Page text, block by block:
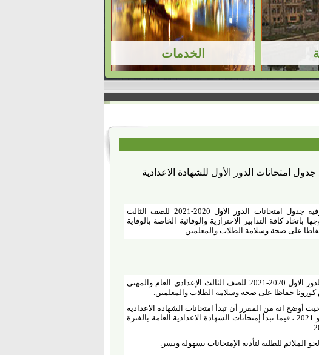
امتحانات الدور الأول للشهادة الاعدادية
إعتمد اليوم محافظ المنوفية جدول امتحانات الدور الاول 2020-2021 للصف الثالث
باتخاذ كافة التدابير الاحترازية والوقائية الخاصة بالوقاية
على صحة وسلامة الطلاب والمعلمين.
إعتمد اليوم اللواء إبراهيم أحمد أبو ليمون محافظ المنوفية جدول امتحانات الدور الاول 2020-2021 للصف الثالث الإعدادي العام والمهني
كورونا حفاظا على صحة وسلامة الطلاب والمعلمين.
أوضح انه من المقرر أن تبدأ امتحانات الشهادة الاعدادية
المهنية بالفترة المسائية من يوم السبت الموافق 29 مايو و تستمر حتى 3 يونيو 2021 ، فيما تبدأ إمتحانات الشهادة الاعدادية العامة بالفترة
.
الملائم للطلبة لتأدية الإمتحانات بسهولة ويسر .